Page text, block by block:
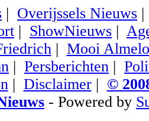
| Overijssels Nieuws
| ShowNieuws |
| Mooi Almelo
| Persberichten |
| Disclaimer| ©
- Powered by